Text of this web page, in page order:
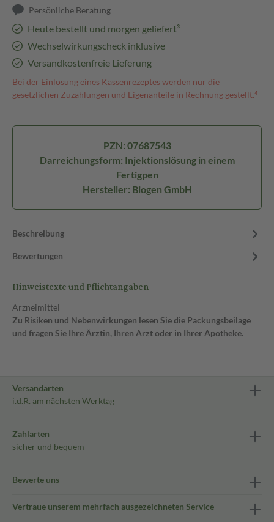
Persönliche Beratung
Heute bestellt und morgen geliefert³
Wechselwirkungscheck inklusive
Versandkostenfreie Lieferung
Bei der Einlösung eines Kassenrezeptes werden nur die
gesetzlichen Zuzahlungen und Eigenanteile in Rechnung gestellt.⁴
PZN: 07687543
Darreichungsform: Injektionslösung in einem
Fertigpen
Hersteller: Biogen GmbH
Beschreibung
Bewertungen
Hinweistexte und Pflichtangaben
Arzneimittel
Zu Risiken und Nebenwirkungen lesen Sie die Packungsbeilage
und fragen Sie Ihre Ärztin, Ihren Arzt oder in Ihrer Apotheke.
Versandarten
i.d.R. am nächsten Werktag
Zahlarten
sicher und bequem
Bewerte uns
Vertraue unserem mehrfach ausgezeichneten Service